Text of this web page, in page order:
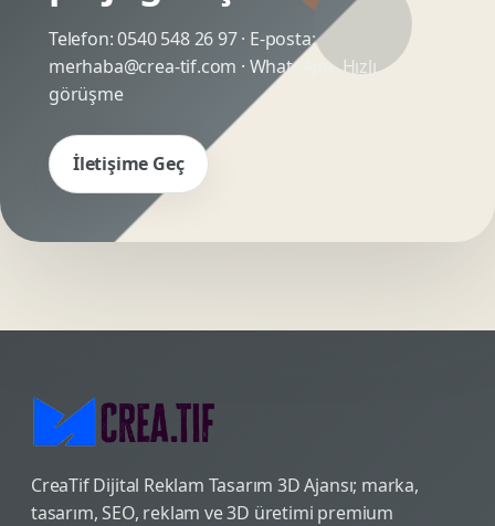
Telefon:0540 548 26 97· E-posta:
merhaba@crea-tif.com · WhatsApp:Hızlı
görüşme
İletişime Geç
CreaTif Dijital Reklam Tasarım 3D Ajansı; marka,
tasarım, SEO, reklam ve 3D üretimi premium